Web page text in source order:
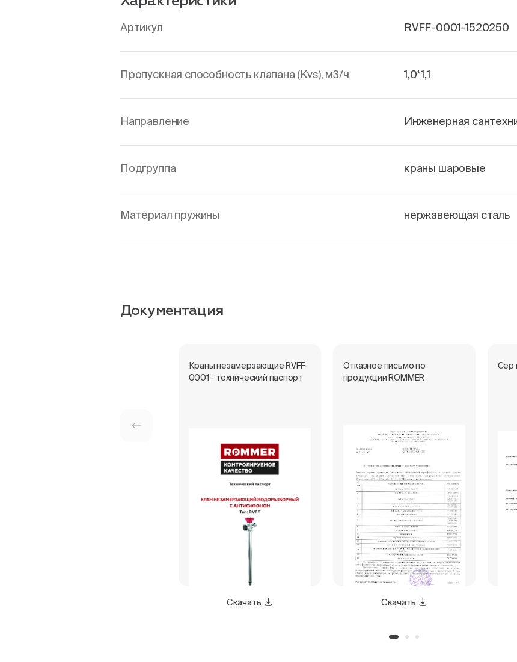
Артикул RVFF-0001-1520250
Пропускная способность клапана (Kvs), м3/ч 1,0*1,1
Направление Инженерная
Подгруппа краны шаровые
Материал пружины нержавеющая сталь
Документация
Краны незамерзающие RVFF-
0001 - технический паспорт
Скачать
Отказное письмо по
продукции ROMMER
Скачать